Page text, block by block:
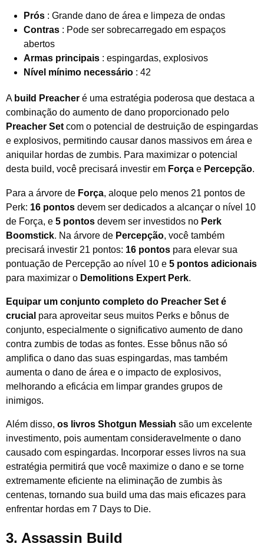
Prós : Grande dano de área e limpeza de ondas
Contras : Pode ser sobrecarregado em espaços
abertos
Armas principais : espingardas, explosivos
Nível mínimo necessário : 42
A build Preacher é uma estratégia poderosa que destaca a
combinação do aumento de dano proporcionado pelo
Preacher Set com o potencial de destruição de espingardas
e explosivos, permitindo causar danos massivos em área e
aniquilar hordas de zumbis. Para maximizar o potencial
desta build, você precisará investir em Força e Percepção.
Para a árvore de Força, aloque pelo menos 21 pontos de
Perk: 16 pontos devem ser dedicados a alcançar o nível 10
de Força, e 5 pontos devem ser investidos no Perk
Boomstick. Na árvore de Percepção, você também
precisará investir 21 pontos: 16 pontos para elevar sua
pontuação de Percepção ao nível 10 e 5 pontos adicionais
para maximizar o Demolitions Expert Perk.
Equipar um conjunto completo do Preacher Set é
crucial para aproveitar seus muitos Perks e bônus de
conjunto, especialmente o significativo aumento de dano
contra zumbis de todas as fontes. Esse bônus não só
amplifica o dano das suas espingardas, mas também
aumenta o dano de área e o impacto de explosivos,
melhorando a eficácia em limpar grandes grupos de
inimigos.
Além disso, os livros Shotgun Messiah são um excelente
investimento, pois aumentam consideravelmente o dano
causado com espingardas. Incorporar esses livros na sua
estratégia permitirá que você maximize o dano e se torne
extremamente eficiente na eliminação de zumbis às
centenas, tornando sua build uma das mais eficazes para
enfrentar hordas em 7 Days to Die.
3. Assassin Build